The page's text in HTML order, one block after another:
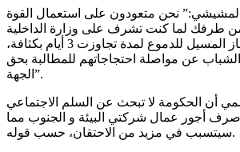
المشيشي:” نحن متعودون على استعمال القوة
طرفك لما كنت تشرف على وزارة الداخلية
واستعمالك آنذاك للغاز المسيل للدموع لمدة تجاوزت 3 أيام بكثافة،
عن مواصلة احتجاجاتهم للمطالبة بحق
الجهة”.
أن الحكومة لا تبحث عن السلم الاجتماعي
صرف أجور عمال شركتي البيئة و الجنوب مما
سيتسبب في مزيد من الاحتقان، حسب قوله.